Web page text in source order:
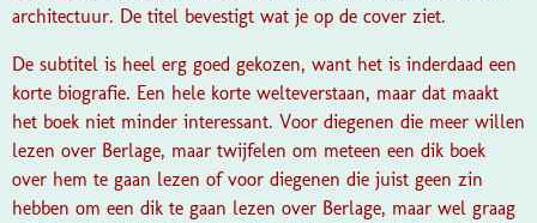
architectuur. De titel bevestigt wat je op de cover ziet.
De subtitel is heel erg goed gekozen, want het is inderdaad een
korte biografie. Een hele korte welteverstaan, maar dat maakt
het boek niet minder interessant. Voor diegenen die meer willen
lezen over Berlage, maar twijfelen om meteen een dik boek
over hem te gaan lezen of voor diegenen die juist geen zin
hebben om een dik te gaan lezen over Berlage, maar wel graag